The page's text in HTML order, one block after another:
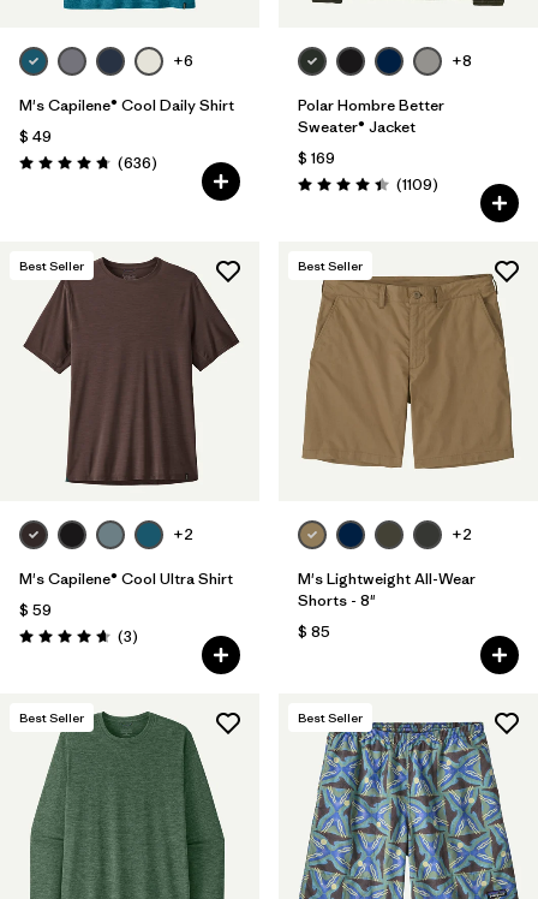
+6
M's Capilene® Cool Daily Shirt
$ 49
Valoración: 4.7 / 5
(636Comentarios
)
+8
Polar Hombre Better
Sweater® Jacket
$ 169
Valoración: 4.4 / 5
(1109Comentarios
)
Best Seller
+2
M's Capilene® Cool Ultra Shirt
$ 59
Valoración: 4.7 / 5
(3Comentarios
)
Best Seller
+2
M's Lightweight All-Wear
Shorts - 8"
$ 85
Best Seller Best Seller